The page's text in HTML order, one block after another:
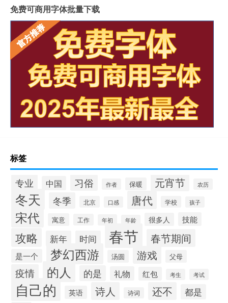
免费可商用字体批量下载
标签
专业 中国 习俗 作者 保暖 元宵节 农历
冬天 冬季 北京 口感 唐代 学校 孩子
宋代 寓意 工作 年初 年龄 很多人 技能
攻略 新年 时间 春节 春节期间
是一个 梦幻西游 汤圆 游戏 父母
疫情 的人 的是 礼物 红包 考生 考试
自己的 英语 诗人 诗词 还不 都是